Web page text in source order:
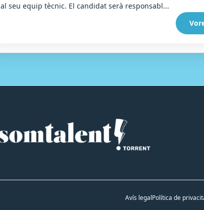
al seu equip tècnic. El candidat serà responsabl...
Avís legalPolítica de